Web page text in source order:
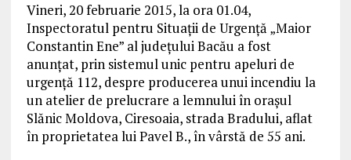
Vineri, 20 februarie 2015, la ora 01.04,
Inspectoratul pentru Situaţii de Urgenţă „Maior
Constantin Ene” al judeţului Bacău a fost
anunţat, prin sistemul unic pentru apeluri de
urgenţă 112, despre producerea unui incendiu la
un atelier de prelucrare a lemnului în oraşul
Slănic Moldova, Ciresoaia, strada Bradului, aflat
în proprietatea lui Pavel B., în vârstă de 55 ani.